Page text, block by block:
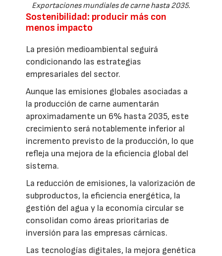
Exportaciones mundiales de carne hasta 2035.
Sostenibilidad: producir más con
menos impacto
La presión medioambiental seguirá
condicionando las estrategias
empresariales del sector.
Aunque las emisiones globales asociadas a
la producción de carne aumentarán
aproximadamente un 6% hasta 2035, este
crecimiento será notablemente inferior al
incremento previsto de la producción, lo que
refleja una mejora de la eficiencia global del
sistema.
La reducción de emisiones, la valorización de
subproductos, la eficiencia energética, la
gestión del agua y la economía circular se
consolidan como áreas prioritarias de
inversión para las empresas cárnicas.
Las tecnologías digitales, la mejora genética